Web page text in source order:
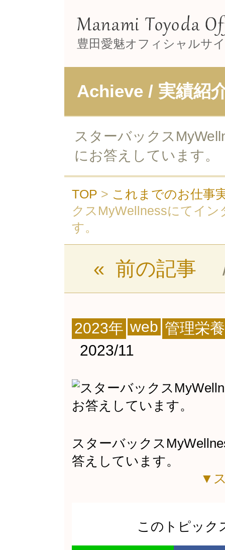
豊田愛魅オフィシャルサ
Achieve / 実績紹
スターバックス
にお答えしています。
TOP > これまでのお仕事
クスMyWellnessにてイ
す。
« 前の記事
2023年 web 管理栄
2023/11
スターバックス
答えしています。
▼
このトピック